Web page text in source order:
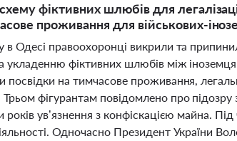
фіктивних шлюбів для
проживання для військових-
Одесі правоохоронці викрили та
укладенню фіктивних шлюбів між
посвідки на тимчасове проживання,
фігурантам повідомлено про підозру
ув’язнення з конфіскацією майна.
Одночасно Президент України